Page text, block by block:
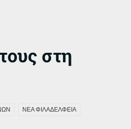
στη
ΝΕΑ ΦΙΛΑΔΕΛΦΕΙΑ